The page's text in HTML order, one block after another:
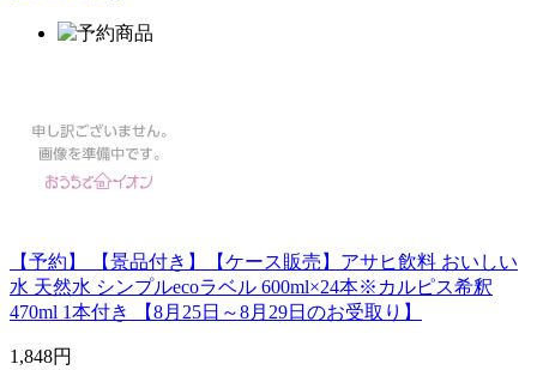
【予約】 【景品付き】【ケース販売】アサヒ飲料 おいしい
水 天然水 シンプルecoラベル 600ml×24本※カルピス希釈
470ml 1本付き 【8月25日～8月29日のお受取り】
1,848円